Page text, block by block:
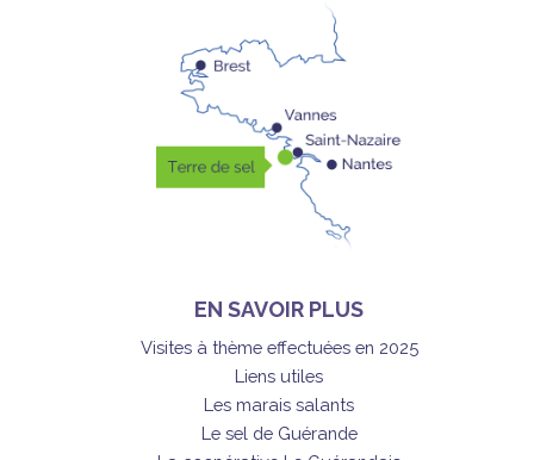
EN SAVOIR PLUS
Visites à thème effectuées en 2025
Liens utiles
Les marais salants
Le sel de Guérande